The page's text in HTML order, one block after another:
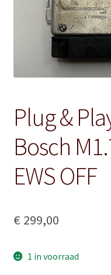
Plug &
Bosch
EWS OFF
€ 299,00
1 in voorraad